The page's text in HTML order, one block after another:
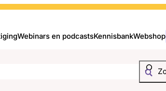
Webinars en podcastsKennisbankWebshop
Zoeken